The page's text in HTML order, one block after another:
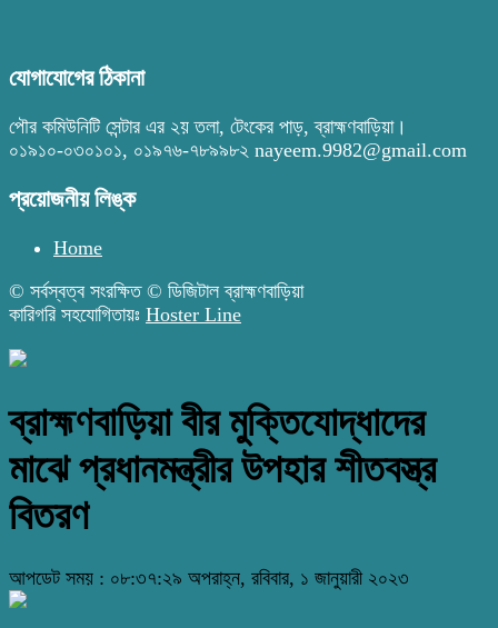
যোগাযোগের ঠিকানা
পৌর কমিউনিটি সেন্টার এর ২য় তলা, টেংকের পাড়, ব্রাহ্মণবাড়িয়া।
০১৯১০-০৩০১০১, ০১৯৭৬-৭৮৯৯৮২ nayeem.9982@gmail.com
প্রয়োজনীয় লিঙ্ক
Home
© সর্বস্বত্ব সংরক্ষিত © ডিজিটাল ব্রাহ্মণবাড়িয়া
কারিগরি সহযোগিতায়ঃ Hoster Line
ব্রাহ্মণবাড়িয়া বীর মুক্তিযোদ্ধাদের
মাঝে প্রধানমন্ত্রীর উপহার শীতবস্ত্র
বিতরণ
আপডেট সময় : ০৮:৩৭:২৯ অপরাহ্ন, রবিবার, ১ জানুয়ারী ২০২৩